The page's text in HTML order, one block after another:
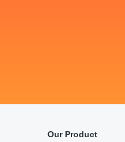
Our Product